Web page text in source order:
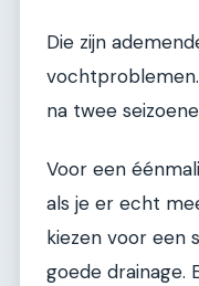
Die zijn
na twee
Voor een
als je er echt
kiezen voor een
goede drainage.